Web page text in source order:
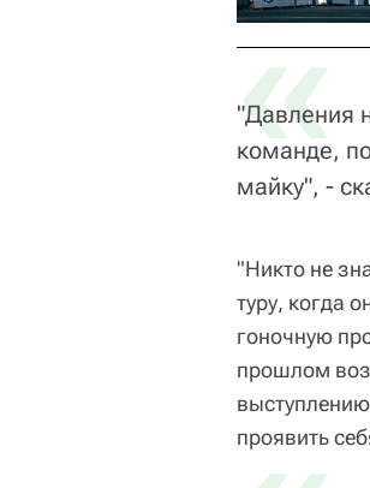
«
"Давления
команде,
майку", -
"Никто не
туру, когда
гоночную
прошлом
проявить